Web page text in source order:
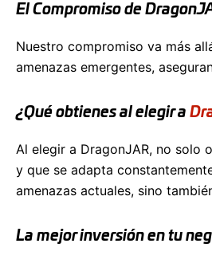
El Compromiso de
Nuestro compromiso va más
amenazas emergentes,
¿Qué obtienes al elegir a
Al elegir a DragonJAR, no solo
y que se adapta
amenazas actuales, sino
La mejor inversión en tu